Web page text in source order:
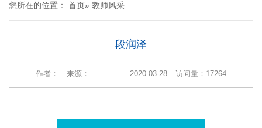
您所在的位置： 首页» 教师风采
段润泽
作者： 来源： 2020-03-28 访问量： 17264